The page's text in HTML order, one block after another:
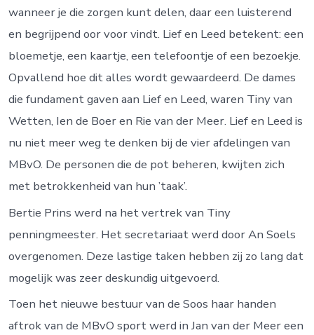
wanneer je die zorgen kunt delen, daar een luisterend
en begrijpend oor voor vindt. Lief en Leed betekent: een
bloemetje, een kaartje, een telefoontje of een bezoekje.
Opvallend hoe dit alles wordt gewaardeerd. De dames
die fundament gaven aan Lief en Leed, waren Tiny van
Wetten, Ien de Boer en Rie van der Meer. Lief en Leed is
nu niet meer weg te denken bij de vier afdelingen van
MBvO. De personen die de pot beheren, kwijten zich
met betrokkenheid van hun ’taak’.
Bertie Prins werd na het vertrek van Tiny
penningmeester. Het secretariaat werd door An Soels
overgenomen. Deze lastige taken hebben zij zo lang dat
mogelijk was zeer deskundig uitgevoerd.
Toen het nieuwe bestuur van de Soos haar handen
aftrok van de MBvO sport werd in Jan van der Meer een